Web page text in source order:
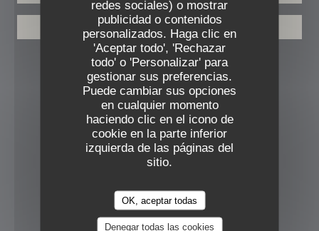
redes sociales) o mostrar
publicidad o contenidos
personalizados. Haga clic en
'Aceptar todo', 'Rechazar
todo' o 'Personalizar' para
gestionar sus preferencias.
Puede cambiar sus opciones
en cualquier momento
haciendo clic en el icono de
cookie en la parte inferior
izquierda de las páginas del
sitio.
OK, aceptar todas
Denegar todas las cookies
PRIVATIZACIÓN
SEGUIRNOS
Facebook ((abre en una nueva
Instagram ((abre en una
BOLETÍN